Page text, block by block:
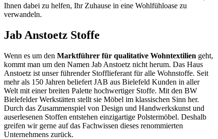
Ihnen dabei zu helfen, Ihr Zuhause in eine Wohlfühloase zu
verwandeln.
Jab Anstoetz Stoffe
Wenn es um den Marktführer für qualitative Wohntextilien geht,
kommt man um den Namen Jab Anstoetz nicht herum. Das Haus
Anstoetz ist unser führender Stofflieferant für alle Wohnstoffe. Seit
mehr als 150 Jahren beliefert JAB aus Bielefeld Kunden in aller
Welt mit einer breiten Palette hochwertiger Stoffe. Mit den BW
Bielefelder Werkstätten stellt sie Möbel im klassischen Sinn her.
Durch das Zusammenspiel von Design und Handwerkskunst und
auserlesenen Stoffen entstehen einzigartige Polstermöbel. Deshalb
greifen wir gerne auf das Fachwissen dieses renommierten
Unternehmens zurück.